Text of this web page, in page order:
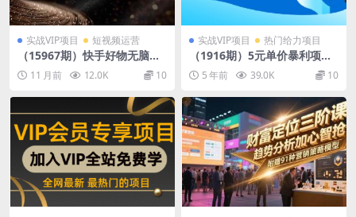
实战VIP项目 短视频运营
（15967期）快手好物无脑搬
运，最新技术一键100%原
创，单号日入500+可批量放大
11 月前 12.0K 10
实战VIP项目 热门给力项目
（1916期）5元单价暴利项目
月赚20W+美食短视频号变现
指南+小项目日入400+（10个
5 年前 39.0K 10